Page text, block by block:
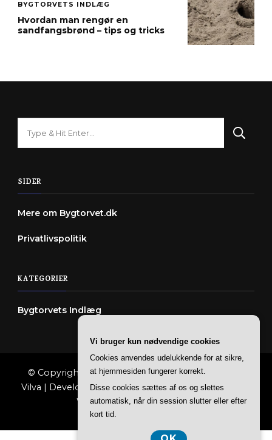
BYGTORVETS INDLÆG
Hvordan man rengør en
sandfangsbrønd – tips og tricks
SIDER
Mere om Bygtorvet.dk
Privatlivspolitik
KATEGORIER
Bygtorvets Indlæg
© Copyright 2026Bygtorvet. All Rights Reserved.
Vilva | Developed ByBlossom Themes. Powered by
WordPress.Privatlivspolitik
Vi bruger kun nødvendige cookies
Cookies anvendes udelukkende for at sikre,
at hjemmesiden fungerer korrekt.
Disse cookies sættes af os og slettes
automatisk, når din session slutter eller efter
kort tid.